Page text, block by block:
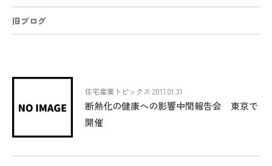
旧ブログ
住宅産業トピックス 2017.01.31
断熱化の健康への影響中間報告会 東京で
開催